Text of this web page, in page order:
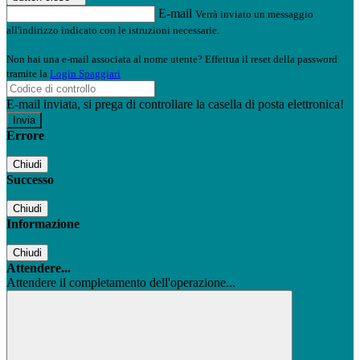
E-mail Verrà inviato un messaggio
all'indirizzo indicato con le istruzioni necessarie.
Non hai una e-mail associata al nome utente? Effettua il reset della password
tramite la Login Spaggiari
E-mail inviata, si prega di controllare la casella di posta elettronica!
Errore
Chiudi
Successo
Chiudi
Informazione
Chiudi
Attendere...
Attendere il completamento dell'operazione...